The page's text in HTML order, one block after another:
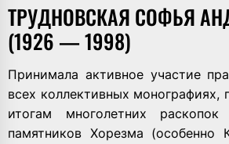
ТРУДНОВСКАЯ СОФЬЯ
(1926 — 1998)
Принимала активное участие
всех коллективных монографиях,
итогам многолетних раскопок
памятников Хорезма (особенно